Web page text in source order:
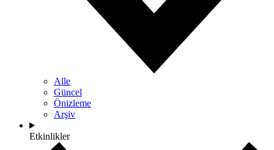
Alle
Güncel
Önizleme
Arşiv
Etkinlikler